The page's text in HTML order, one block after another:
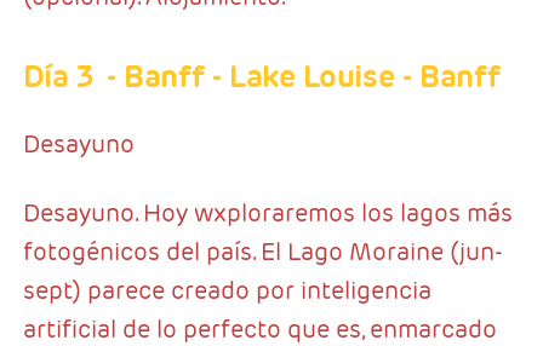
Día 3 - Banff - Lake Louise - Banff
Desayuno
Desayuno. Hoy wxploraremos los lagos más
fotogénicos del país. El Lago Moraine (jun-
sept) parece creado por inteligencia
artificial de lo perfecto que es, enmarcado